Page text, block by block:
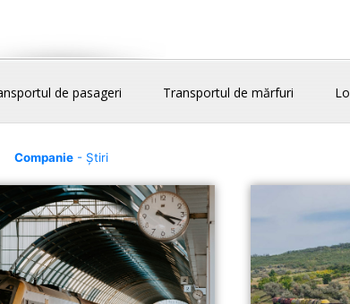
de pasageri Transportul de mărfuri
Companie- Știri